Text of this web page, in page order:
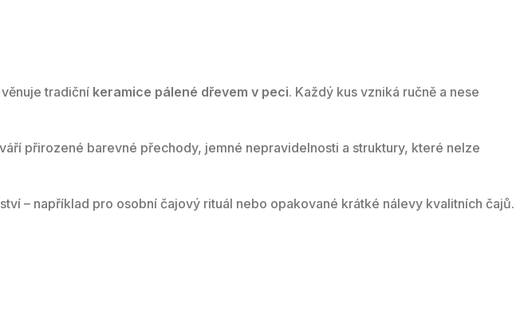
tradiční keramice pálené dřevem v peci. Každý kus vzniká ručně a nese
přirozené barevné přechody, jemné nepravidelnosti a struktury, které nelze
– například pro osobní čajový rituál nebo opakované krátké nálevy kvalitních čajů.